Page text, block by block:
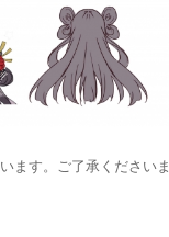
ます。ご了承くださいま